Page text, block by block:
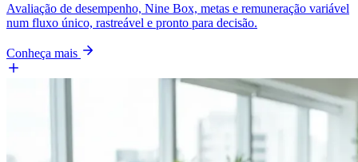
Avaliação de desempenho, Nine Box, metas e remuneração variável
num fluxo único, rastreável e pronto para decisão.
Conheça mais